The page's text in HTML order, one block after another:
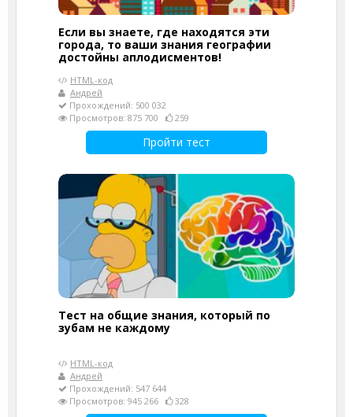
Если вы знаете, где находятся эти
города, то ваши знания географии
достойны аплодисментов!
HTML-код
Андрей
Прохождений: 500 032
Просмотров: 875 700
259
Пройти тест
Тест на общие знания, который по
зубам не каждому
HTML-код
Андрей
Прохождений: 547 644
Просмотров: 945 266
328